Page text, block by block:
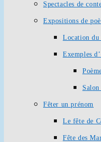
Spectacles de
Expositions de
Location du
Exemples
Fêter un prénom
Le fête de
Fête des